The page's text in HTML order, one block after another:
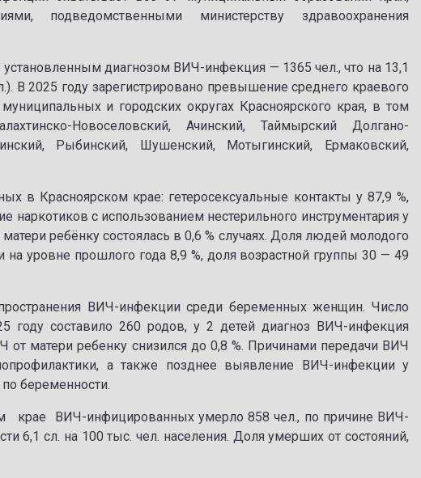
подведомственными министерству здравоохранения
диагнозом ВИЧ-инфекция — 1365 чел., что на 13,1
В 2025 году зарегистрировано превышение среднего краевого
и городских округах Красноярского края, в том
Новоселовский, Ачинский, Таймырский Долгано-
Рыбинский, Шушенский, Мотыгинский, Ермаковский,
в Красноярском крае: гетеросексуальные контакты у 87,9 %,
наркотиков с использованием нестерильного инструментария у
ребёнку состоялась в 0,6 % случаях. Доля людей молодого
на уровне прошлого года 8,9 %, доля возрастной группы 30 — 49
ВИЧ-инфекции среди беременных женщин. Число
составило 260 родов, у 2 детей диагноз ВИЧ-инфекция
матери ребенку снизился до 0,8 %. Причинами передачи ВИЧ
а также позднее выявление ВИЧ-инфекции у
беременности.
ВИЧ-инфицированных умерло 858 чел., по причине ВИЧ-
6,1 сл. на 100 тыс. чел. населения. Доля умерших от состояний,